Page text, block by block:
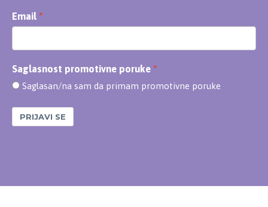
Email
Saglasnost promotivne poruke
Saglasan/na sam da primam promotivne poruke
PRIJAVI SE